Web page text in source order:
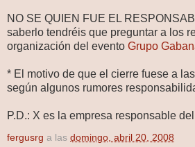
NO SE QUIEN FUE EL
saberlo tendréis que preguntar a los
organización del evento Grupo
* El motivo de que el cierre fuese a
según algunos rumores
P.D.: X es la empresa responsable
fergusrg a las domingo, abril 20, 2008